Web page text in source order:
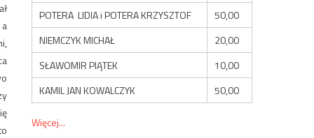
POTERA LIDIA i POTERA KRZYSZTOF
50,00
NIEMCZYK MICHAŁ
20,00
SŁAWOMIR PIĄTEK
10,00
KAMIL JAN KOWALCZYK
50,00
Więcej...